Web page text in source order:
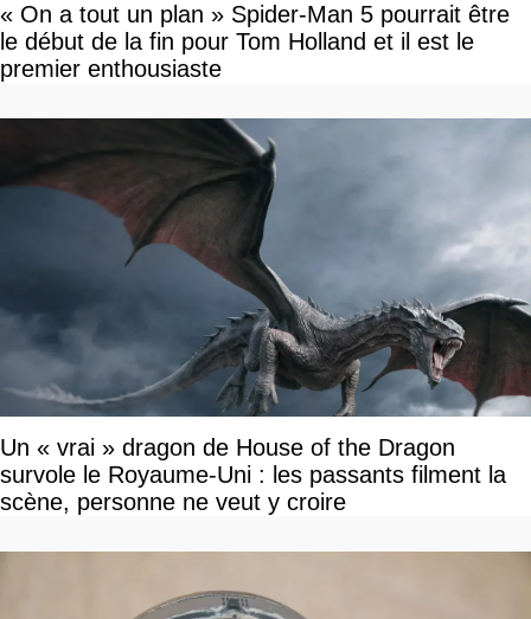
« On a tout un plan » Spider-Man 5 pourrait être
le début de la fin pour Tom Holland et il est le
premier enthousiaste
Un « vrai » dragon de House of the Dragon
survole le Royaume-Uni : les passants filment la
scène, personne ne veut y croire